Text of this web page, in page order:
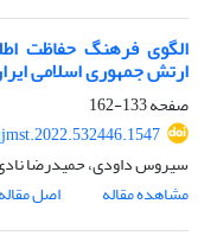
الگوی فرهنگ حفاظت
ارتش جمهوری اسلامی
صفحه133-162
سیروس داودی، حمیدرضا
مشاهده مقاله
اصل مقاله